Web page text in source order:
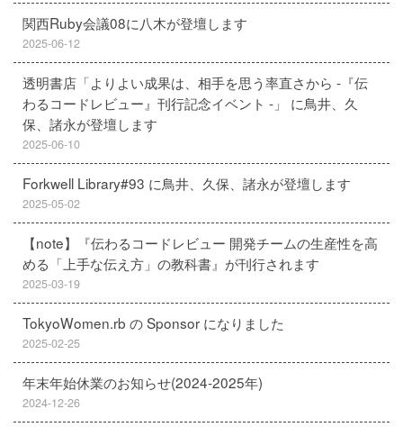
関西Ruby会議08に八木が登壇します
2025-06-12
透明書店「よりよい成果は、相手を思う率直さから -『伝
わるコードレビュー』刊行記念イベント -」 に鳥井、久
保、諸永が登壇します
2025-06-10
Forkwell Library#93 に鳥井、久保、諸永が登壇します
2025-05-02
【note】『伝わるコードレビュー 開発チームの生産性を高
める「上手な伝え方」の教科書』が刊行されます
2025-03-19
TokyoWomen.rb の Sponsor になりました
2025-02-25
年末年始休業のお知らせ(2024-2025年)
2024-12-26